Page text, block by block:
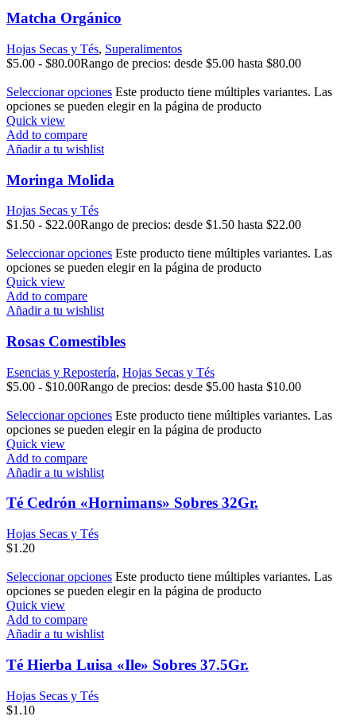
Matcha Orgánico
Hojas Secas y Tés, Superalimentos
$5.00 - $80.00Rango de precios: desde $5.00 hasta $80.00
Seleccionar opciones Este producto tiene múltiples variantes. Las
opciones se pueden elegir en la página de producto
Quick view
Add to compare
Añadir a tu wishlist
Moringa Molida
Hojas Secas y Tés
$1.50 - $22.00Rango de precios: desde $1.50 hasta $22.00
Seleccionar opciones Este producto tiene múltiples variantes. Las
opciones se pueden elegir en la página de producto
Quick view
Add to compare
Añadir a tu wishlist
Rosas Comestibles
Esencias y Repostería, Hojas Secas y Tés
$5.00 - $10.00Rango de precios: desde $5.00 hasta $10.00
Seleccionar opciones Este producto tiene múltiples variantes. Las
opciones se pueden elegir en la página de producto
Quick view
Add to compare
Añadir a tu wishlist
Té Cedrón «Hornimans» Sobres 32Gr.
Hojas Secas y Tés
$1.20
Seleccionar opciones Este producto tiene múltiples variantes. Las
opciones se pueden elegir en la página de producto
Quick view
Add to compare
Añadir a tu wishlist
Té Hierba Luisa «Ile» Sobres 37.5Gr.
Hojas Secas y Tés
$1.10